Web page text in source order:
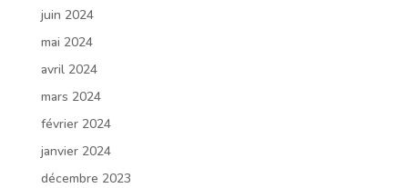
juin 2024
mai 2024
avril 2024
mars 2024
février 2024
janvier 2024
décembre 2023